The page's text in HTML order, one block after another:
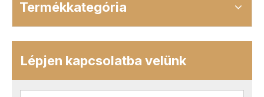
Termékkategória
Lépjen kapcsolatba velünk